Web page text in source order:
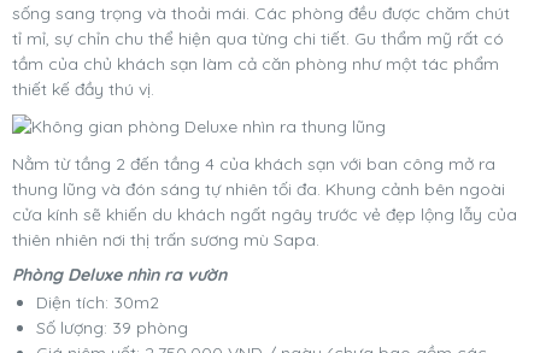
sống sang trọng và thoải mái. Các phòng đều được chăm chút
tỉ mỉ, sự chỉn chu thể hiện qua từng chi tiết. Gu thẩm mỹ rất có
tầm của chủ khách sạn làm cả căn phòng như một tác phẩm
thiết kế đầy thú vị.
Nằm từ tầng 2 đến tầng 4 của khách sạn với ban công mở ra
thung lũng và đón sáng tự nhiên tối đa. Khung cảnh bên ngoài
cửa kính sẽ khiến du khách ngất ngây trước vẻ đẹp lộng lẫy của
thiên nhiên nơi thị trấn sương mù Sapa.
Phòng Deluxe nhìn ra vườn
Diện tích: 30m2
Số lượng: 39 phòng